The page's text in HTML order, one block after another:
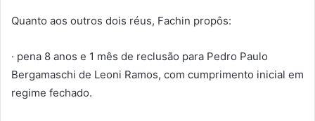
Quanto aos outros dois réus, Fachin propôs:
· pena 8 anos e 1 mês de reclusão para Pedro Paulo
Bergamaschi de Leoni Ramos, com cumprimento inicial em
regime fechado.